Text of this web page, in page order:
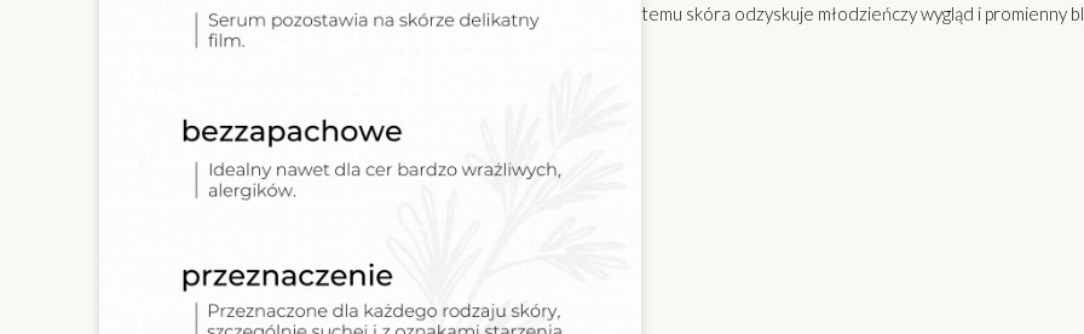
temu skóra odzyskuje młodzieńczy wygląd i promienny